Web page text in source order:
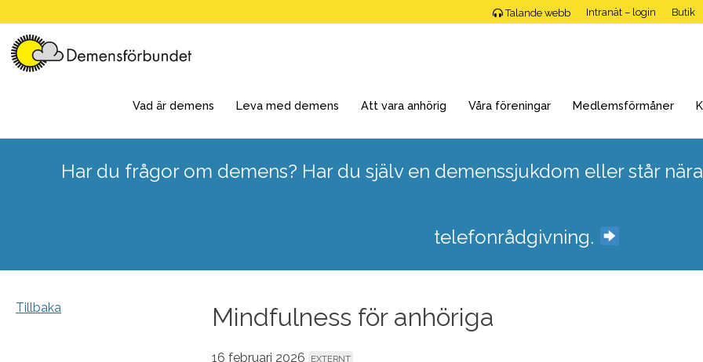
to
content
Talande webb Intranät – login Butik
Vad är demens Leva med demens Att vara anhörig Våra föreningar Medlemsförmåner
Har du frågor om demens? Har du själv en demenssjukdom eller står
telefonrådgivning.
Tillbaka Mindfulness för anhöriga
16 februari 2026 EXTERNT